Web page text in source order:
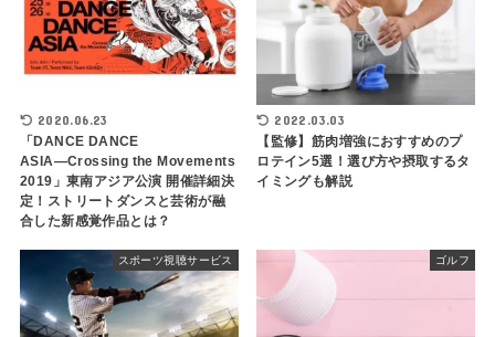
2020.06.23
「DANCE DANCE
ASIA―Crossing the Movements
2019」東南アジア公演 開催詳細決
定！ストリートダンスと芸術が融
合した新感覚作品とは？
2022.03.03
【監修】筋肉増強におすすめのプ
ロテイン5選！選び方や摂取するタ
イミングも解説
スポーツ視聴サービス ゴルフ